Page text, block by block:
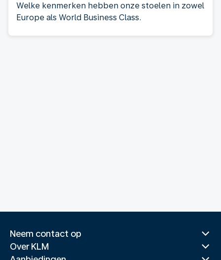
Welke kenmerken hebben onze stoelen in zowel
Europe als World Business Class.
Neem contact op
Over KLM